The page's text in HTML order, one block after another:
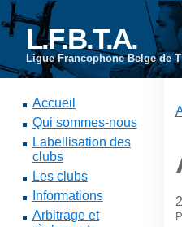
L.F.B.T.A.
Ligue Francophone Belge de
Accueil
Qui sommes-nous
Labellisation des
clubs
Les clubs
Informations
Arbitrage et